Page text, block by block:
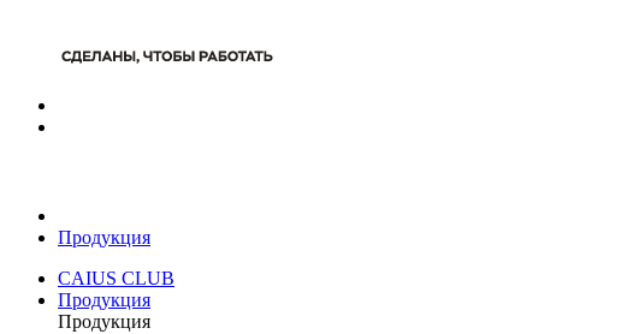
Продукция
CAIUS CLUB
Продукция
Продукция